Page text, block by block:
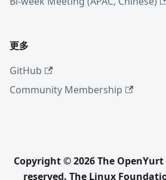
更多
GitHub
Community Membership
Copyright © 2026 The
reserved. The Linux